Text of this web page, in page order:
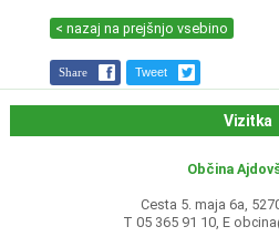
< nazaj na prejšnjo vsebino
Share Tweet
Vizitka
Občina
Cesta 5. maja 6a,
T 05 365 91 10, E